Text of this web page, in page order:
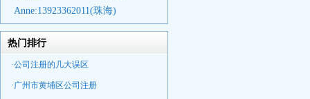
Anne:13923362011(珠海)
热门排行
·公司注册的几大误区
·广州市黄埔区公司注册